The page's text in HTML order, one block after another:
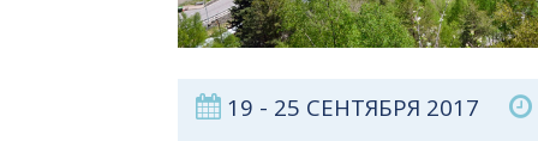
19 - 25 СЕНТЯБРЯ 2017